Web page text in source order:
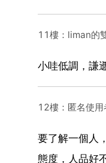
11樓：liman的
小哇低調，謙
12樓：匿名使用
要了解一個人
態度，人品好